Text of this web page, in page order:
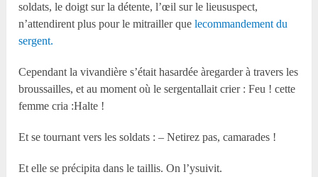
soldats, le doigt sur la détente, l’œil sur le lieususpect,
n’attendirent plus pour le mitrailler quelecommandement du
sergent.
Cependant la vivandière s’était hasardée àregarder à travers les
broussailles, et au moment où le sergentallait crier : Feu ! cette
femme cria :Halte !
Et se tournant vers les soldats : – Netirez pas, camarades !
Et elle se précipita dans le taillis. On l’ysuivit.